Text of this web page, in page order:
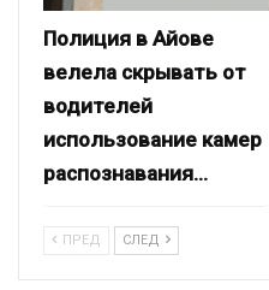
Полиция в Айове
велела скрывать от
водителей
использование камер
распознавания…
ПРЕД СЛЕД